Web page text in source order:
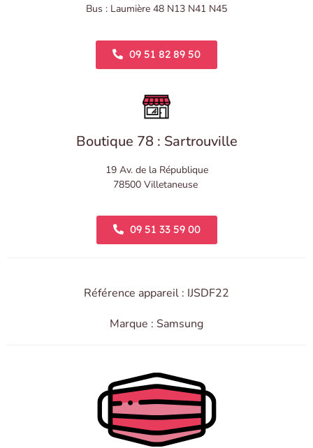
Bus : Laumière 48 N13 N41 N45
09 51 82 89 50
Boutique 78 : Sartrouville
19 Av. de la République
78500 Villetaneuse
09 51 33 59 00
Référence appareil : IJSDF22
Marque : Samsung